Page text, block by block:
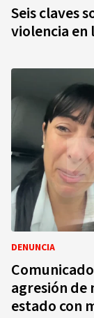
Seis claves
violencia en
DENUNCIA
agresión
estado con